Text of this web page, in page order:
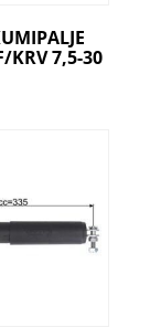
KRV 7,5-30